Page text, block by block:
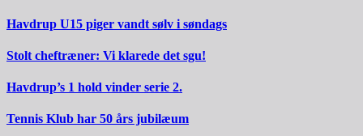
Havdrup U15 piger vandt sølv i søndags
Stolt cheftræner: Vi klarede det sgu!
Havdrup’s 1 hold vinder serie 2.
Tennis Klub har 50 års jubilæum